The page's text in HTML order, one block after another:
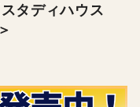
タディハウス